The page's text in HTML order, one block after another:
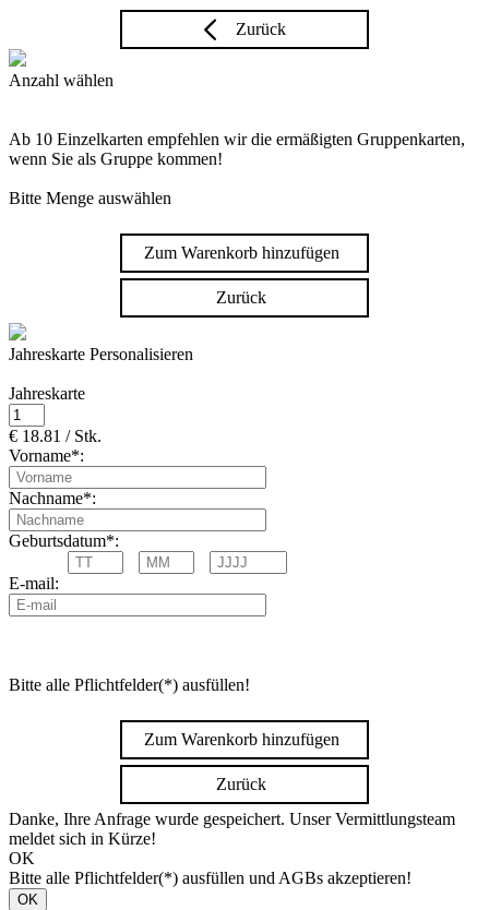
Zurück
Anzahl wählen
Ab 10 Einzelkarten empfehlen wir die ermäßigten Gruppenkarten,
wenn Sie als Gruppe kommen!
Bitte Menge auswählen
Zum Warenkorb hinzufügen
Zurück
Jahreskarte Personalisieren
Jahreskarte
€ 18.81 / Stk.
Vorname*:
Nachname*:
Geburtsdatum*:
E-mail:
Bitte alle Pflichtfelder(*) ausfüllen!
Zum Warenkorb hinzufügen
Zurück
Danke, Ihre Anfrage wurde gespeichert. Unser Vermittlungsteam
meldet sich in Kürze!
OK
Bitte alle Pflichtfelder(*) ausfüllen und AGBs akzeptieren!
OK